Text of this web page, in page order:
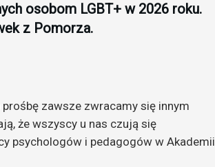
osobom LGBT+ w 2026 roku.
z Pomorza.
zawsze zwracamy się innym
że wszyscy u nas czują się
psychologów i pedagogów w Akademii